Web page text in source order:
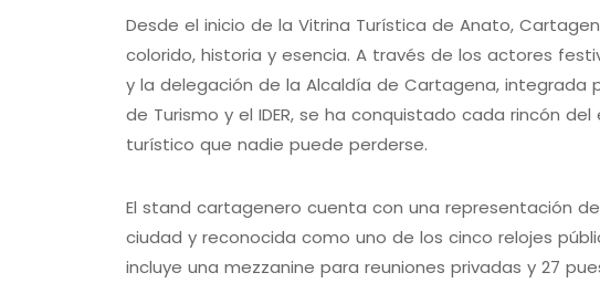
Desde el inicio de la Vitrina Turística de Anato,
colorido, historia y esencia. A través de los actores
y la delegación de la Alcaldía de Cartagena, integrada
de Turismo y el IDER, se ha conquistado cada rincón
turístico que nadie puede perderse.
El stand cartagenero cuenta con una representación
ciudad y reconocida como uno de los cinco relojes
incluye una mezzanine para reuniones privadas y 27